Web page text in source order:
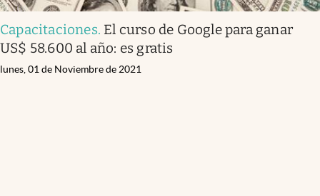
Capacitaciones. El curso de Google para ganar
US$ 58.600 al año: es gratis
lunes, 01 de Noviembre de 2021